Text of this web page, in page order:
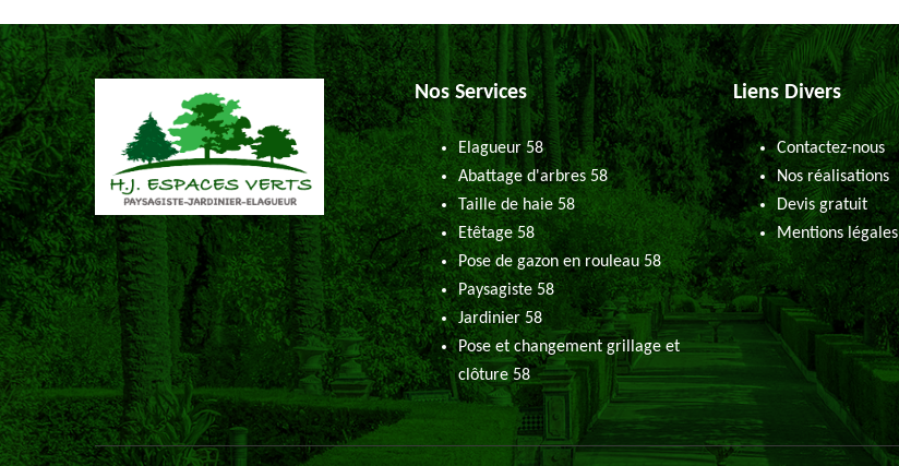
Nos Services
Elagueur 58
Abattage d'arbres 58
Taille de haie 58
Etêtage 58
Pose de gazon en rouleau 58
Paysagiste 58
Jardinier 58
Pose et changement grillage et
clôture 58
Liens Divers
Contactez-nous
Nos réalisations
Devis gratuit
Mentions légales